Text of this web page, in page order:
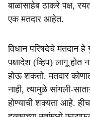
बाळासाहेब ठाकरे पक्ष,
एक मतदार आहेत.
विधान परिषदेचे मतदान
पक्षादेश (व्हिप) लागू होत
होऊ शकतो. मतदार
नाही, त्यामुळे सांगली-
होण्याची शक्यता आहे.